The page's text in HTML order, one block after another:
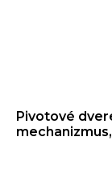
Pivotové